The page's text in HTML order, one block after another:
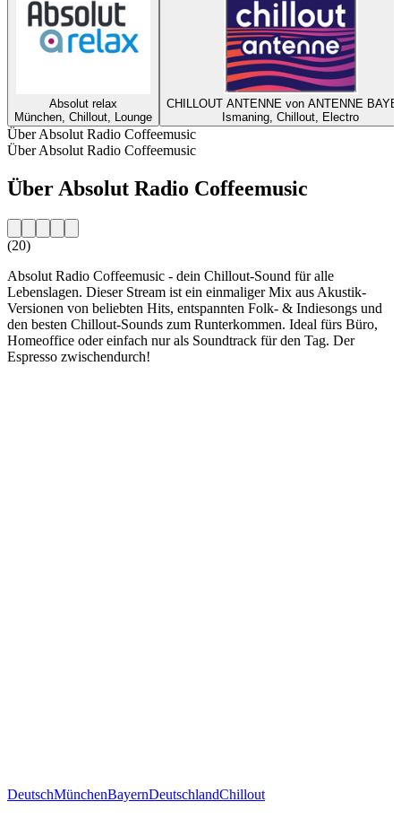
Absolut relax
München, Chillout, Lounge
CHILLOUT ANTENNE von ANTENNE
Ismaning, Chillout, Electro
Über Absolut Radio Coffeemusic
Über Absolut Radio Coffeemusic
Über Absolut Radio Coffeemusic
(20)
Absolut Radio Coffeemusic - dein Chillout-Sound für alle
Lebenslagen. Dieser Stream ist ein einmaliger Mix aus Akustik-
Versionen von beliebten Hits, entspannten Folk- & Indiesongs und
den besten Chillout-Sounds zum Runterkommen. Ideal fürs Büro,
Homeoffice oder einfach nur als Soundtrack für den Tag. Der
Espresso zwischendurch!
DeutschMünchenBayernDeutschlandChillout